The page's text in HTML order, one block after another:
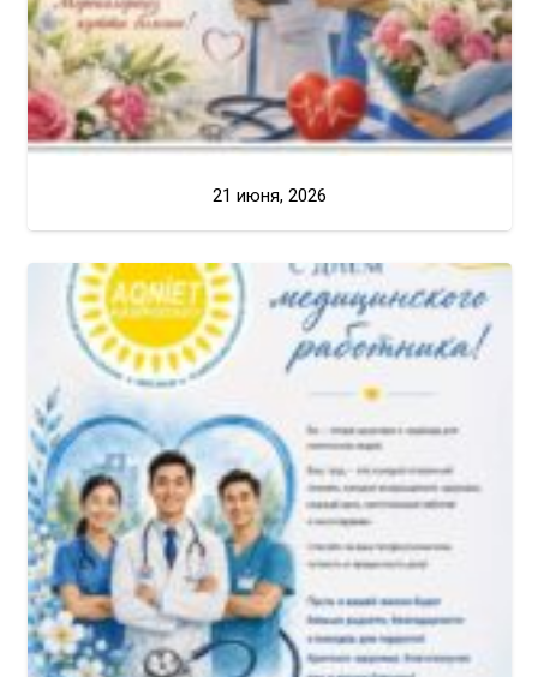
21 июня, 2026